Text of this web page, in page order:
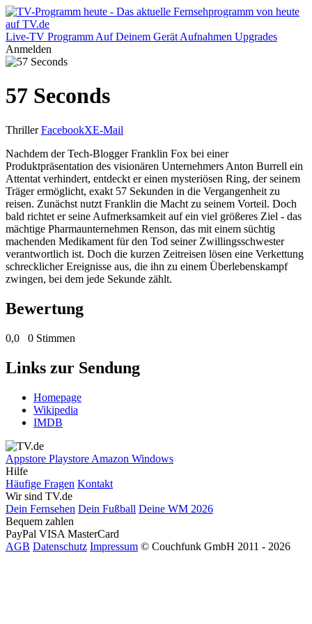
Live-TV Programm Auf Deinem Gerät Aufnahmen Upgrades
Anmelden
57 Seconds
Thriller FacebookXE-Mail
Nachdem der Tech-Blogger Franklin Fox bei einer
Produktpräsentation des visionären Unternehmers Anton Burrell ein
Attentat verhindert, entdeckt er einen mysteriösen Ring, der seinem
Träger ermöglicht, exakt 57 Sekunden in die Vergangenheit zu
reisen. Zunächst nutzt Franklin die Macht zu seinem Vorteil. Doch
bald richtet er seine Aufmerksamkeit auf ein viel größeres Ziel - das
mächtige Pharmaunternehmen Renson, das mit einem süchtig
machenden Medikament für den Tod seiner Zwillingsschwester
verantwortlich ist. Doch die kurzen Zeitreisen lösen eine Verkettung
schrecklicher Ereignisse aus, die ihn zu einem Überlebenskampf
zwingen, bei dem jede Sekunde zählt.
Bewertung
0,0 0 Stimmen
Links zur Sendung
Homepage
Wikipedia
IMDB
Appstore Playstore Amazon Windows
Hilfe
Häufige Fragen Kontakt
Wir sind TV.de
Dein Fernsehen Dein Fußball Deine WM 2026
Bequem zahlen
PayPal VISA MasterCard
AGB Datenschutz Impressum © Couchfunk GmbH 2011 - 2026